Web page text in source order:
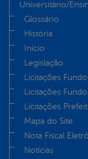
Universitário/
Glossário
História
Início
Legislação
Licitações
Licitações
Licitações
Mapa do Site
Nota Fiscal
Notícias